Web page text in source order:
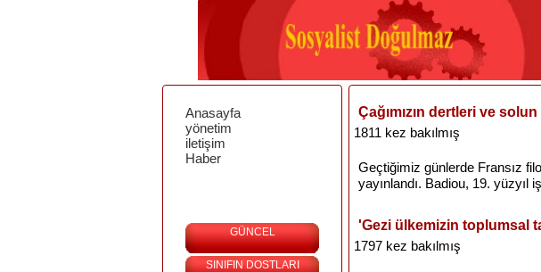
Anasayfa
yönetim
iletişim
Haber
GÜNCEL
SINIFIN DOSTLARI
Çağımızın dertleri ve
1811 kez bakılmış
Geçtiğimiz günlerde Fransız
yayınlandı. Badiou, 19.
'Gezi ülkemizin toplumsal
1797 kez bakılmış